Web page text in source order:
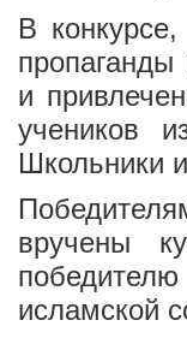
В
и
учеников
Школьники
вручены
исламской